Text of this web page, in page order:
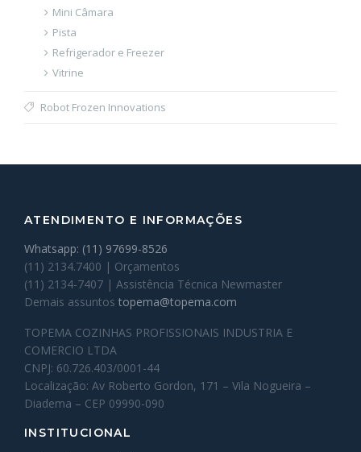
Mini Câmara
Pista
Refrigerador e Freezer
Vitrine
Robot Frozen Innovations
ATENDIMENTO E INFORMAÇÕES
Whatsapp: (11) 97699-8526
(11) 2134.7400 | Orçamentos
(11) 2134-7407 | Assistência Técnica Newmaster
Demais assuntos topema@topema.com
TOPEMA COZINHAS PROFISSIONAIS INDUSTRIA E
COMERCIO LTDA
CNPJ: 60.726.403/0001-44
Localização: Av Roberto Gordon, 171 – Vila Nogueira –
Diadema – CEP 09990-090
INSTITUCIONAL